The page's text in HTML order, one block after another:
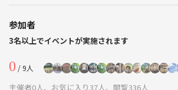
参加者
3名以上でイベントが実施されます
0 / 9人
主催者0人、お気に入り37人、閲覧336人